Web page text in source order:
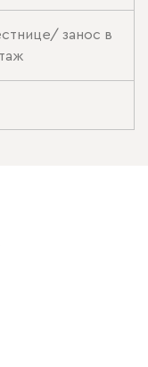
занос в